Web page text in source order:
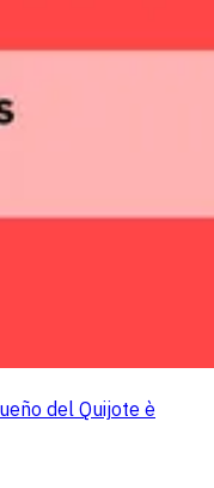
del Quijote è